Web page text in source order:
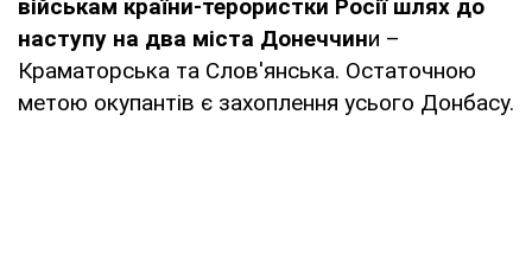
військам країни-терористки Росії шлях до
наступу на два міста Донеччини –
Краматорська та Слов'янська. Остаточною
метою окупантів є захоплення усього Донбасу.